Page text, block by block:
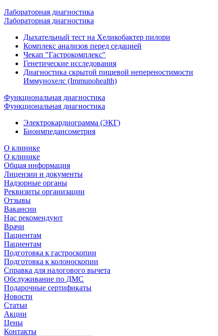
Лабораторная диагностика
Лабораторная диагностика
Дыхательный тест на Хеликобактер пилори
Комплекс анализов перед седацией
Чекап "Гастрокомплекс"
Генетические исследования
Диагностика скрытой пищевой непереностимости
Иммунохелс (Immunohealth)
Функциональная диагностика
Функциональная диагностика
Электрокардиограмма (ЭКГ)
Биоимпедансометрия
О клинике
О клинике
Общая информация
Лицензии и документы
Надзорные органы
Реквизиты организации
Отзывы
Вакансии
Нас рекомендуют
Врачи
Пациентам
Пациентам
Подготовка к гастроскопии
Подготовка к колоноскопии
Справка для налогового вычета
Обслуживание по ДМС
Подарочные сертификаты
Новости
Статьи
Акции
Цены
Контакты